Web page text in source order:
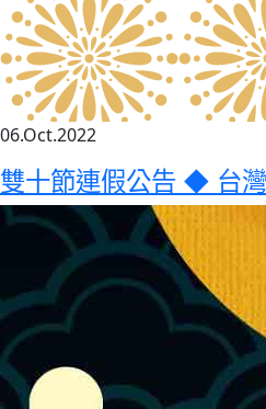
06.Oct.2022
雙十節連假公告 ◆ 台